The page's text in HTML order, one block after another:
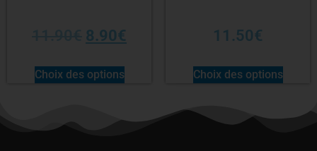
8.90€
Choix des options
11.50€
Choix des options